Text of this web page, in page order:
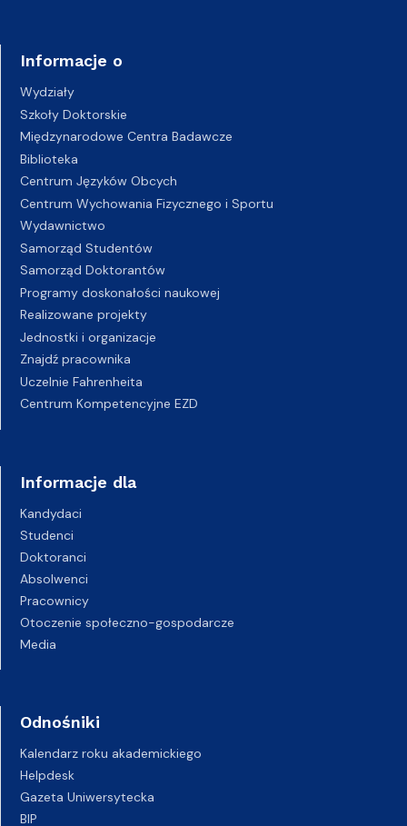
Informacje o
Wydziały
Szkoły Doktorskie
Międzynarodowe Centra Badawcze
Biblioteka
Centrum Języków Obcych
Centrum Wychowania Fizycznego i Sportu
Wydawnictwo
Samorząd Studentów
Samorząd Doktorantów
Programy doskonałości naukowej
Realizowane projekty
Jednostki i organizacje
Znajdź pracownika
Uczelnie Fahrenheita
Centrum Kompetencyjne EZD
Informacje dla
Kandydaci
Studenci
Doktoranci
Absolwenci
Pracownicy
Otoczenie społeczno-gospodarcze
Media
Odnośniki
Kalendarz roku akademickiego
Helpdesk
Gazeta Uniwersytecka
BIP